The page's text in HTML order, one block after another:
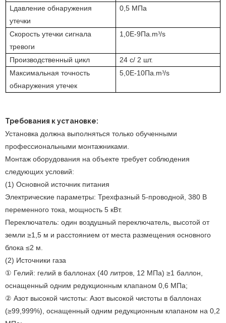
L давление обнаружения
утечки
0,5 МПа
Скорость утечки сигнала
тревоги
1,0Е-9Па. m³/s
Производственный цикл
24 с/ 2 шт.
Максимальная точность
обнаружения утечек
5,0Е-10Па. m³/s
Требования к установке:
Установка должна выполняться только обученными
профессиональными монтажниками.
Монтаж оборудования на объекте требует соблюдения
следующих условий:
(1) Основной источник питания
Электрические параметры: Трехфазный 5-проводной, 380 В
переменного тока, мощность 5 кВт.
Переключатель: один воздушный переключатель, высотой от
земли ≥1,5 м и расстоянием от места размещения основного
блока ≤2 м.
(2) Источники газа
① Гелий: гелий в баллонах (40 литров, 12 МПа) ≥1 баллон,
оснащенный одним редукционным клапаном 0,6 МПа;
② Азот высокой чистоты: Азот высокой чистоты в баллонах
(≥99,999%), оснащенный одним редукционным клапаном на 0,2